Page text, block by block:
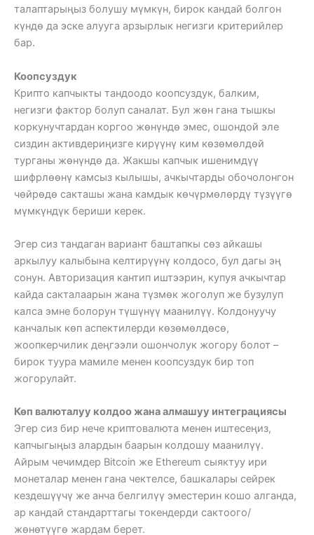
талаптарыңыз болушу мүмкүн, бирок кандай болгон
күндө да эске алууга арзырлык негизги критерийлер
бар.
Коопсуздук
Крипто капчыкты тандоодо коопсуздук, балким,
негизги фактор болуп саналат. Бул жөн гана тышкы
коркунучтардан коргоо жөнүндө эмес, ошондой эле
сиздин активдериңизге кирүүнү ким көзөмөлдөй
турганы жөнүндө да. Жакшы капчык ишенимдүү
шифрлөөнү камсыз кылышы, ачкычтарды обочолонгон
чөйрөдө сакташы жана камдык көчүрмөлөрдү түзүүгө
мүмкүндүк бериши керек.
Эгер сиз тандаган вариант баштапкы сөз айкашы
аркылуу калыбына келтирүүнү колдосо, бул дагы эң
сонун. Авторизация кантип иштээрин, купуя ачкычтар
кайда сакталаарын жана түзмөк жоголуп же бузулуп
калса эмне болорун түшүнүү маанилүү. Колдонуучу
канчалык көп аспектилерди көзөмөлдөсө,
жоопкерчилик деңгээли ошончолук жогору болот –
бирок туура мамиле менен коопсуздук бир топ
жогорулайт.
Көп валюталуу колдоо жана алмашуу интеграциясы
Эгер сиз бир нече криптовалюта менен иштесеңиз,
капчыгыңыз алардын баарын колдошу маанилүү.
Айрым чечимдер Bitcoin же Ethereum сыяктуу ири
монеталар менен гана чектелсе, башкалары сейрек
кездешүүчү же анча белгилүү эместерин кошо алганда,
ар кандай стандарттагы токендерди сактоого/
жөнөтүүгө жардам берет.